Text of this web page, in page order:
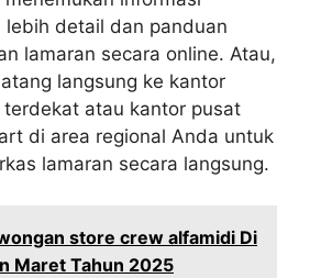
lebih detail dan panduan
lamaran secara online. Atau,
langsung ke kantor
atau kantor pusat
di area regional Anda untuk
lamaran secara langsung.
store crew alfamidi Di
Maret Tahun 2025